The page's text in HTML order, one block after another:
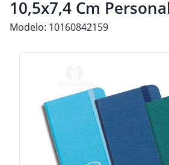
10,5x7,4 Cm
Modelo: 10160842159